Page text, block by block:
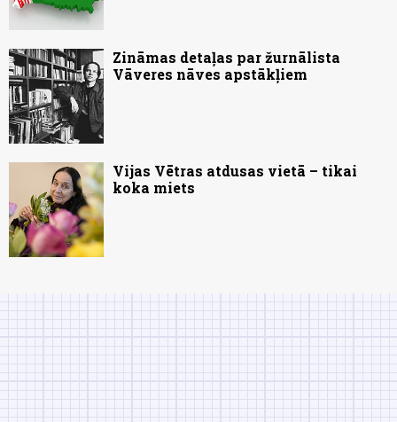
Zināmas detaļas par žurnālista
Vāveres nāves apstākļiem
Vijas Vētras atdusas vietā – tikai
koka miets